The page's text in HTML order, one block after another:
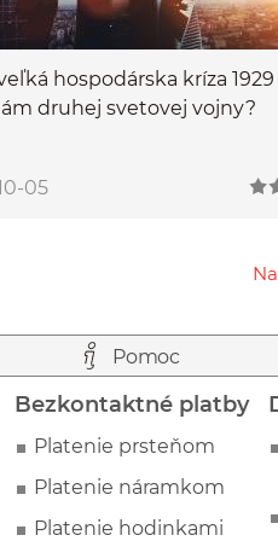
hospodárska kríza
druhej svetovej vojny?
05
Pomoc
Bezkontaktné platby
Platenie prsteňom
Platenie náramkom
Platenie hodinkami